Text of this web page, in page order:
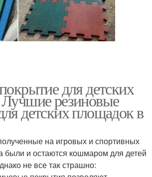
для детских
резиновые
детских площадок в
на игровых и спортивных
были и остаются кошмаром для детей
не все так страшно: